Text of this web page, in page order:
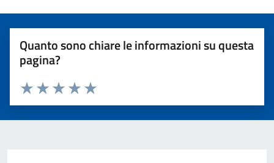
Quanto sono chiare le informazioni su questa
pagina?
Valuta 5 stelle su 5
Valuta 4 stelle su 5
Valuta 3 stelle su 5
Valuta 2 stelle su 5
Valuta 1 stelle su 5